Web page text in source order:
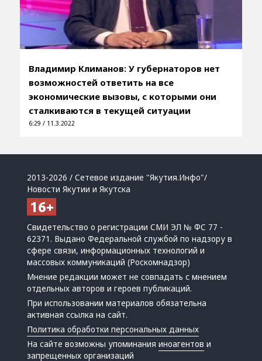
Владимир Климанов: У губернаторов нет
возможностей ответить на все
экономические вызовы, с которыми они
сталкиваются в текущей ситуации
6:29 / 11.3.2022
2013-2026 / Сетевое издание "Якутия.Инфо"/
Новости Якутии и Якутска
Свидетельство о регистрации СМИ ЭЛ № ФС 77 -
62371. Выдано Федеральной службой по надзору в
сфере связи, информационных технологий и
массовых коммуникаций (Роскомнадзор)
Мнение редакции может не совпадать с мнением
отдельных авторов и героев публикаций.
При использовании материалов обязательна
активная ссылка на сайт.
Политика обработки персональных данных
На сайте возможны упоминанияиноагентов и
запрещенных организаций